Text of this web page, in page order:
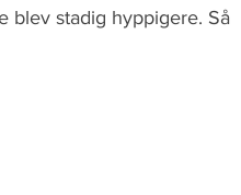
blev stadig hyppigere. Så